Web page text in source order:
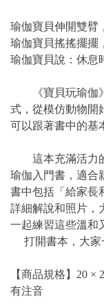
瑜伽寶貝伸開雙
瑜伽寶貝搖搖擺
瑜伽寶貝說：休
《寶貝玩瑜伽》
式，從模仿動物開
可以跟著書中的基
這本充滿活力的
瑜伽入門書，適合
書中包括「給家長
詳細解說和照片，
一起練習這些溫和
打開書本，大家
【商品規格】20 ×
有注音